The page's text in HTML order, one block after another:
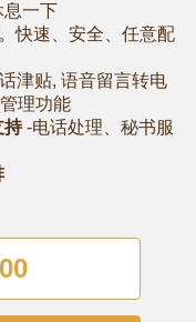
息一下
快速、安全、任意配
津贴, 语音留言转电
理功能
持-电话处理、秘书服